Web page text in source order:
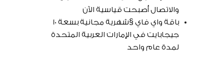
والاتصال أصبحت قياسية الآن
باقة واي فاي §شهرية مجانية بسعة 10
جيجابايت في الإمارات العربية المتحدة
لمدة عام واحد